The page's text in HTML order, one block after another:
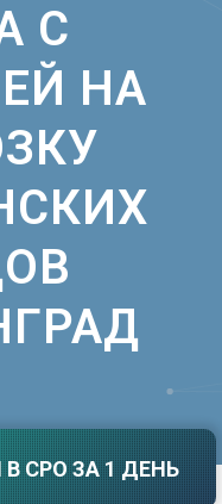
Ростов-на-Дону
Рязань
С
Самара
Саранск
Саратов
Севастополь
Симферополь
Смоленск
Сочи
Тамбов
Тверь
С
НА
СРО ЗА 1 ДЕНЬ